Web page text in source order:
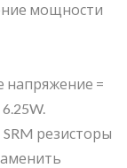
мощности
напряжение =
резисторы